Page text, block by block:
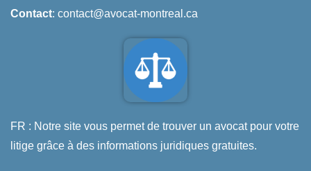
Contact: contact@avocat-montreal.ca
FR : Notre site vous permet de trouver un avocat pour votre
litige grâce à des informations juridiques gratuites.